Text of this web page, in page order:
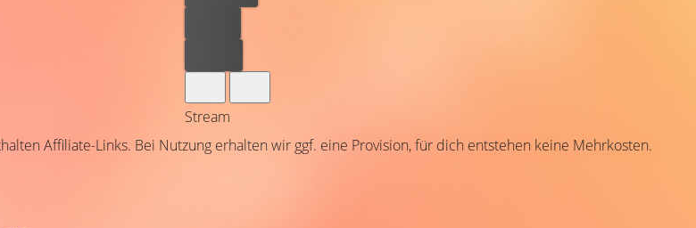
Stream
Affiliate-Links. Bei Nutzung erhalten wir ggf. eine Provision, für dich entstehen keine Mehrkosten.